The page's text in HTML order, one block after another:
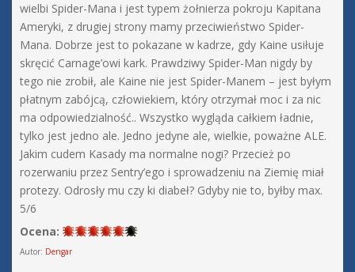
wielbi Spider-Mana i jest typem żołnierza pokroju Kapitana
Ameryki, z drugiej strony mamy przeciwieństwo Spider-
Mana. Dobrze jest to pokazane w kadrze, gdy Kaine usiłuje
skręcić Carnage’owi kark. Prawdziwy Spider-Man nigdy by
tego nie zrobił, ale Kaine nie jest Spider-Manem – jest byłym
płatnym zabójcą, człowiekiem, który otrzymał moc i za nic
ma odpowiedzialność.. Wszystko wygląda całkiem ładnie,
tylko jest jedno ale. Jedno jedyne ale, wielkie, poważne ALE.
Jakim cudem Kasady ma normalne nogi? Przecież po
rozerwaniu przez Sentry’ego i sprowadzeniu na Ziemię miał
protezy. Odrosły mu czy ki diabeł? Gdyby nie to, byłby max.
5/6
Ocena:
Autor: Dengar